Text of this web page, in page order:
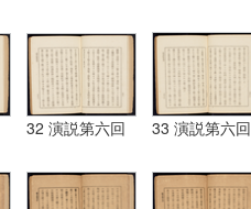
32 演説第六回 33 演説第六回